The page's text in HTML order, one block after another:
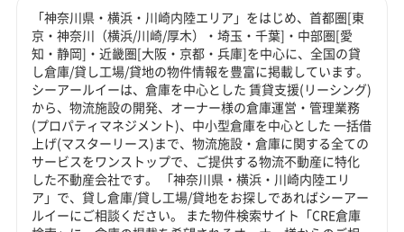
「神奈川県・横浜・川崎内陸エリア」をはじめ、首都圏[東
京・神奈川（横浜/川崎/厚木）・埼玉・千葉]・中部圏[愛
知・静岡]・近畿圏[大阪・京都・兵庫]を中心に、全国の貸
し倉庫/貸し工場/貸地の物件情報を豊富に掲載しています。
シーアールイーは、倉庫を中心とした 賃貸支援(リーシング)
から、物流施設の開発、オーナー様の倉庫運営・管理業務
(プロパティマネジメント)、中小型倉庫を中心とした 一括借
上げ(マスターリース)まで、物流施設・倉庫に関する全ての
サービスをワンストップで、ご提供する物流不動産に特化
した不動産会社です。 「神奈川県・横浜・川崎内陸エリ
ア」で、貸し倉庫/貸し工場/貸地をお探しであればシーアー
ルイーにご相談ください。 また物件検索サイト「CRE倉庫